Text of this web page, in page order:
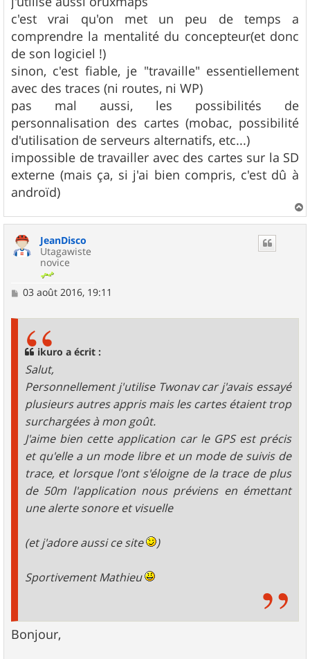
a
g
e
c'est vrai qu'on met un peu de temps a
comprendre la mentalité du concepteur(et donc
de son logiciel !)
sinon, c'est fiable, je "travaille" essentiellement
avec des traces (ni routes, ni WP)
pas mal aussi, les possibilités de
personnalisation des cartes (mobac, possibilité
d'utilisation de serveurs alternatifs, etc...)
impossible de travailler avec des cartes sur la SD
externe (mais ça, si j'ai bien compris, c'est dû à
androïd)
a
JeanDisco
Utagawiste
novice
M
03 août 2016, 19:11
ikuro a écrit :
Salut,
Personnellement j'utilise Twonav car j'avais essayé
plusieurs autres appris mais les cartes étaient trop
surchargées à mon goût.
J'aime bien cette application car le GPS est précis
et qu'elle a un mode libre et un mode de suivis de
trace, et lorsque l'ont s'éloigne de la trace de plus
de 50m l'application nous préviens en émettant
une alerte sonore et visuelle
(et j'adore aussi ce site )
Sportivement Mathieu
Bonjour,